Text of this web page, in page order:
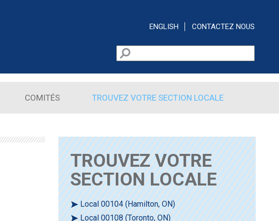
ENGLISH CONTACTEZ NOUS
Formulaire de recherche
Rechercher
COMITÉS TROUVEZ VOTRE SECTION LOCALE
TROUVEZ VOTRE
SECTION LOCALE
Local 00104 (Hamilton, ON)
Local 00108 (Toronto, ON)